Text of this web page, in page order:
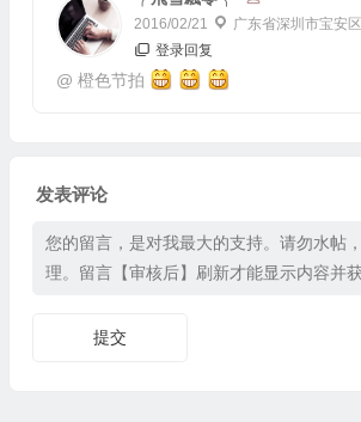
2016/02/21 广东省深圳市宝安区
登录回复
@ 橙色节拍
发表评论